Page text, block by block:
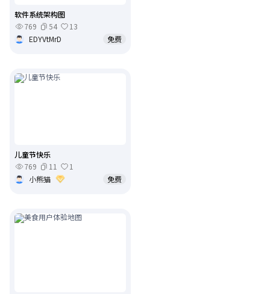
软件系统架构图
769
54
13
EDYVtMrD
免费
儿童节快乐
769
11
1
小熊猫
免费